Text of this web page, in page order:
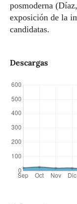
posmoderna
exposición de la
candidatas.
Descargas